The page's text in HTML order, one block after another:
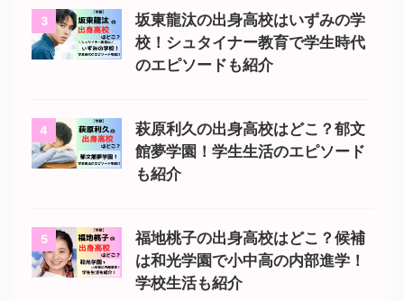
3
坂東龍汰の出身高校はいずみの学
校！シュタイナー教育で学生時代
のエピソードも紹介
4
萩原利久の出身高校はどこ？郁文
館夢学園！学生生活のエピソード
も紹介
5
福地桃子の出身高校はどこ？候補
は和光学園で小中高の内部進学！
学校生活も紹介